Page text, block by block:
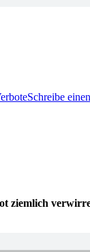
Schreibe
ziemlich